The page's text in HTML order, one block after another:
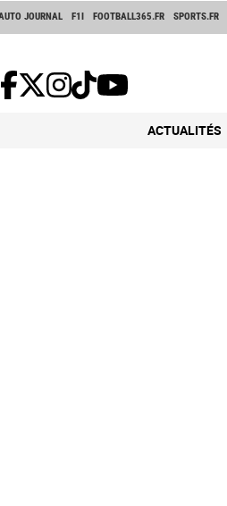
JOURNAL F1I FOOTBALL365.FR SPORTS.FR
ACTUALITÉS